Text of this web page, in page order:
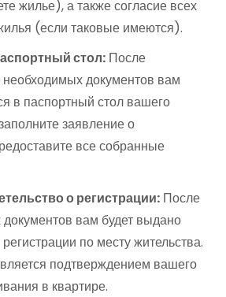
жилье), а также согласие всех
(если таковые имеются).
стол: После
необходимых документов вам
в паспортный стол вашего
заявление о
все собранные
о регистрации: После
вам будет выдано
по месту жительства.
подтверждением вашего
в квартире.